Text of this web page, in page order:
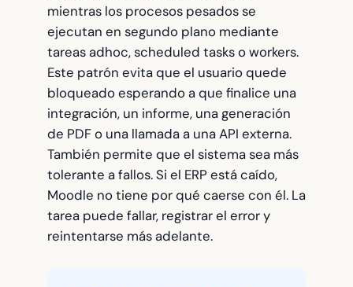
mientras los procesos pesados se
ejecutan en segundo plano mediante
tareas adhoc, scheduled tasks o workers.
Este patrón evita que el usuario quede
bloqueado esperando a que finalice una
integración, un informe, una generación
de PDF o una llamada a una API externa.
También permite que el sistema sea más
tolerante a fallos. Si el ERP está caído,
Moodle no tiene por qué caerse con él. La
tarea puede fallar, registrar el error y
reintentarse más adelante.